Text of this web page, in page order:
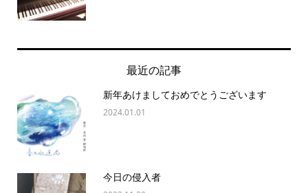
最近の記事
新年あけましておめでとうございます
2024.01.01
今日の侵入者